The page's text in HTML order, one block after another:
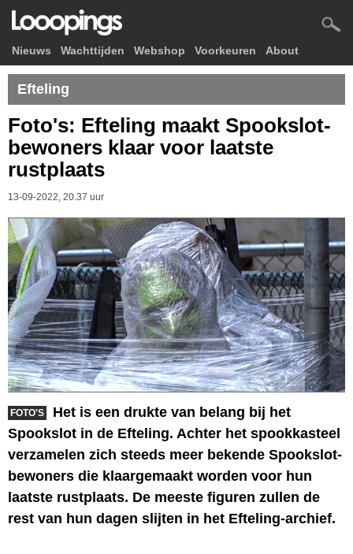
Nieuws Wachttijden Webshop Voorkeuren About
Efteling
Foto's: Efteling maakt Spookslot-
bewoners klaar voor laatste
rustplaats
13-09-2022, 20.37 uur
FOTO'S
Het is een drukte van belang bij het
Spookslot in de Efteling. Achter het spookkasteel
verzamelen zich steeds meer bekende Spookslot-
bewoners die klaargemaakt worden voor hun
laatste rustplaats. De meeste figuren zullen de
rest van hun dagen slijten in het Efteling-archief.